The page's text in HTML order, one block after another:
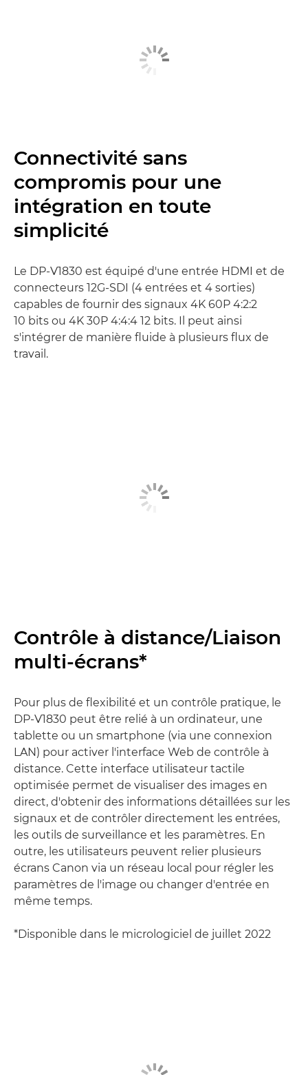
Connectivité sans
compromis pour une
intégration en toute
simplicité
Le DP-V1830 est équipé d'une entrée HDMI et de
connecteurs 12G-SDI (4 entrées et 4 sorties)
capables de fournir des signaux 4K 60P 4:2:2
10 bits ou 4K 30P 4:4:4 12 bits. Il peut ainsi
s'intégrer de manière fluide à plusieurs flux de
travail.
Contrôle à distance/Liaison
multi-écrans*
Pour plus de flexibilité et un contrôle pratique, le
DP-V1830 peut être relié à un ordinateur, une
tablette ou un smartphone (via une connexion
LAN) pour activer l'interface Web de contrôle à
distance. Cette interface utilisateur tactile
optimisée permet de visualiser des images en
direct, d'obtenir des informations détaillées sur les
signaux et de contrôler directement les entrées,
les outils de surveillance et les paramètres. En
outre, les utilisateurs peuvent relier plusieurs
écrans Canon via un réseau local pour régler les
paramètres de l'image ou changer d'entrée en
même temps.
*Disponible dans le micrologiciel de juillet 2022